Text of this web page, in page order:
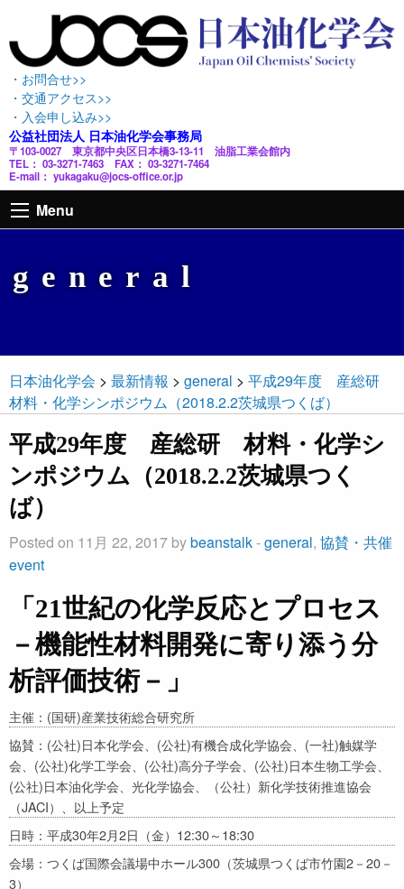
・お問合せ>>
・交通アクセス>>
・入会申し込み>>
公益社団法人 日本油化学会事務局
〒103-0027 東京都中央区日本橋3-13-11 油脂工業会館内
TEL： 03-3271-7463 FAX： 03-3271-7464
E-mail： yukagaku@jocs-office.or.jp
Menu
general
日本油化学会 > 最新情報 > general > 平成29年度 産総研
材料・化学シンポジウム（2018.2.2茨城県つくば）
平成29年度 産総研 材料・化学シ
ンポジウム（2018.2.2茨城県つく
ば）
Posted on 11月 22, 2017 bybeanstalk-general, 協賛・共催
event
「21世紀の化学反応とプロセス
－機能性材料開発に寄り添う分
析評価技術－」
主催：(国研)産業技術総合研究所
協賛：(公社)日本化学会、(公社)有機合成化学協会、(一社)触媒学
会、(公社)化学工学会、(公社)高分子学会、(公社)日本生物工学会、
(公社)日本油化学会、光化学協会、（公社）新化学技術推進協会
（JACI）、以上予定
日時：平成30年2月2日（金）12:30～18:30
会場：つくば国際会議場中ホール300（茨城県つくば市竹園2－20－
3）